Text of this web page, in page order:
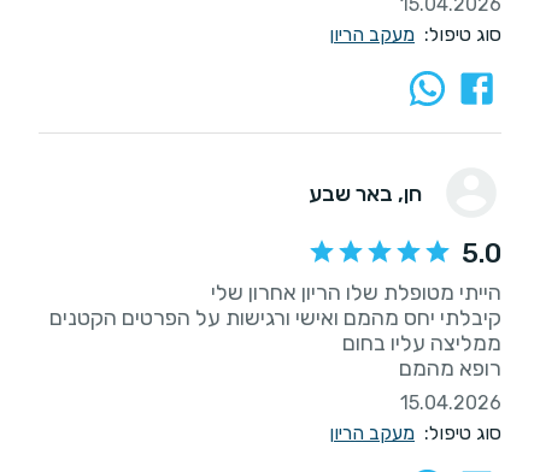
סוג טיפול: מעקב הריון
חן, באר שבע
5.0
קיבלתי יחס מהמם ואישי ורגישות על הפרטים הקטנים
רופא מהמם
15.04.2026
סוג טיפול: מעקב הריון